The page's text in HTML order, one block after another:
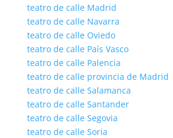
teatro de calle Madrid
teatro de calle Navarra
teatro de calle Oviedo
teatro de calle País Vasco
teatro de calle Palencia
teatro de calle provincia de Madrid
teatro de calle Salamanca
teatro de calle Santander
teatro de calle Segovia
teatro de calle Soria